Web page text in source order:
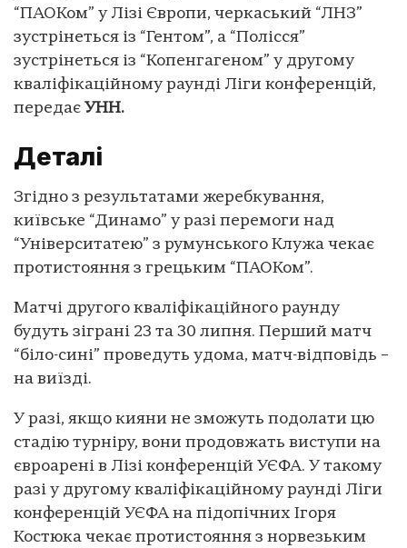
“ПАОКом” у Лізі Європи, черкаський “ЛНЗ”
зустрінеться із “Гентом”, а “Полісся”
зустрінеться із “Копенгагеном” у другому
кваліфікаційному раунді Ліги конференцій,
передає УНН.
Деталі
Згідно з результатами жеребкування,
київське “Динамо” у разі перемоги над
“Університатею” з румунського Клужа чекає
протистояння з грецьким “ПАОКом”.
Матчі другого кваліфікаційного раунду
будуть зіграні 23 та 30 липня. Перший матч
“біло-сині” проведуть удома, матч-відповідь –
на виїзді.
У разі, якщо кияни не зможуть подолати цю
стадію турніру, вони продовжать виступи на
євроарені в Лізі конференцій УЄФА. У такому
разі у другому кваліфікаційному раунді Ліги
конференцій УЄФА на підопічних Ігоря
Костюка чекає протистояння з норвезьким